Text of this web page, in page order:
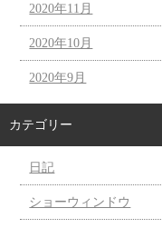
2020年11月
2020年10月
2020年9月
カテゴリー
日記
ショーウィンドウ